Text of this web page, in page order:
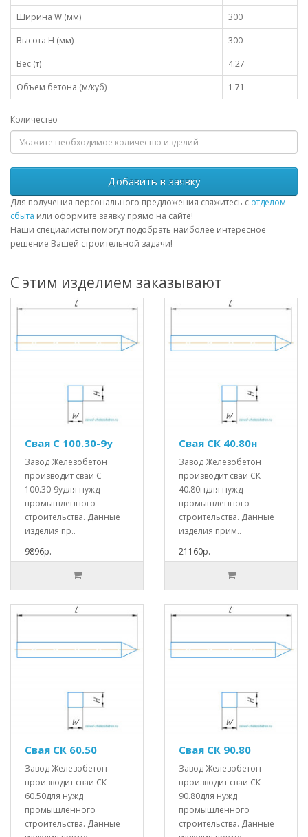
Ширина W (мм)
300
Высота H (мм)
300
Вес (т)
4.27
Объем бетона (м/куб)
1.71
Количество
Добавить в заявку
Для получения персонального предложения свяжитесь с отделом
сбыта или оформите заявку прямо на сайте!
Наши специалисты помогут подобрать наиболее интересное
решение Вашей строительной задачи!
С этим изделием заказывают
Свая С 100.30-9у
Завод Железобетон
производит сваи С
100.30-9удля нужд
промышленного
строительства. Данные
изделия пр..
9896р.
Свая СК 40.80н
Завод Железобетон
производит сваи СК
40.80ндля нужд
промышленного
строительства. Данные
изделия прим..
21160р.
Свая СК 60.50
Завод Железобетон
производит сваи СК
60.50для нужд
промышленного
строительства. Данные
Свая СК 90.80
Завод Железобетон
производит сваи СК
90.80для нужд
промышленного
строительства. Данные